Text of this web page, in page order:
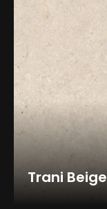
Trani Beige